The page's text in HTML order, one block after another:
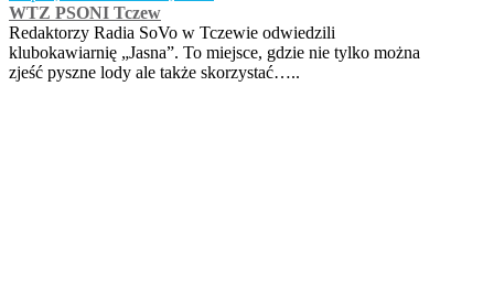
WTZ PSONI Tczew
Redaktorzy Radia SoVo w Tczewie odwiedzili
klubokawiarnię „Jasna”. To miejsce, gdzie nie tylko można
zjeść pyszne lody ale także skorzystać…..